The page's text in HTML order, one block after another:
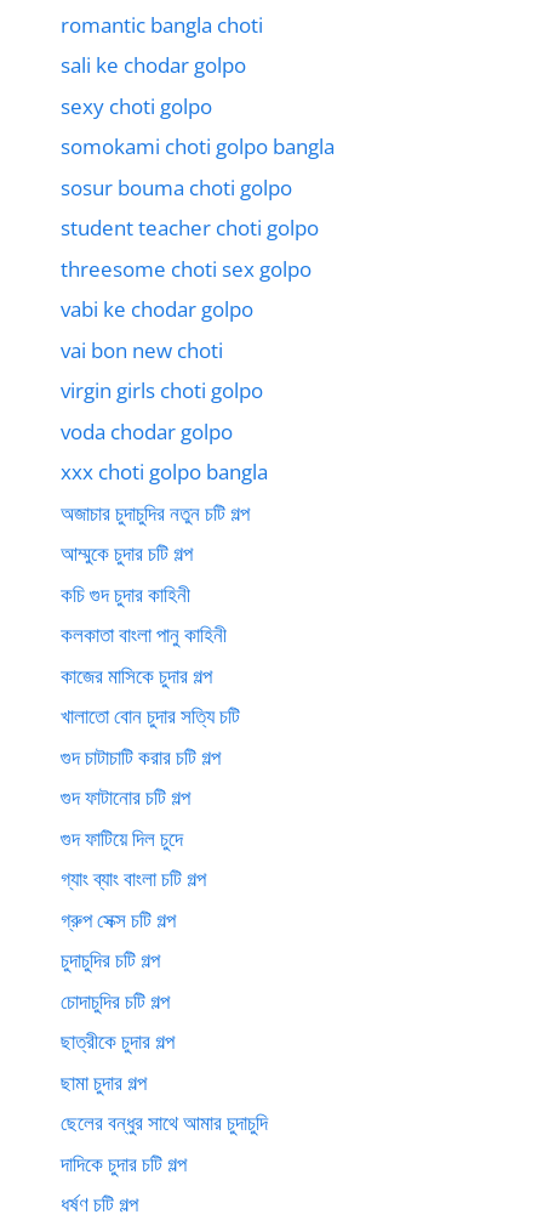
romantic bangla choti
sali ke chodar golpo
sexy choti golpo
somokami choti golpo bangla
sosur bouma choti golpo
student teacher choti golpo
threesome choti sex golpo
vabi ke chodar golpo
vai bon new choti
virgin girls choti golpo
voda chodar golpo
xxx choti golpo bangla
অজাচার চুদাচুদির নতুন চটি গল্প
আম্মুকে চুদার চটি গল্প
কচি গুদ চুদার কাহিনী
কলকাতা বাংলা পানু কাহিনী
কাজের মাসিকে চুদার গল্প
খালাতো বোন চুদার সত্যি চটি
গুদ চাটাচাটি করার চটি গল্প
গুদ ফাটানোর চটি গল্প
গুদ ফাটিয়ে দিল চুদে
গ্যাং ব্যাং বাংলা চটি গল্প
গ্রুপ সেক্স চটি গল্প
চুদাচুদির চটি গল্প
চোদাচুদির চটি গল্প
ছাত্রীকে চুদার গল্প
ছামা চুদার গল্প
ছেলের বন্ধুর সাথে আমার চুদাচুদি
দাদিকে চুদার চটি গল্প
ধর্ষণ চটি গল্প